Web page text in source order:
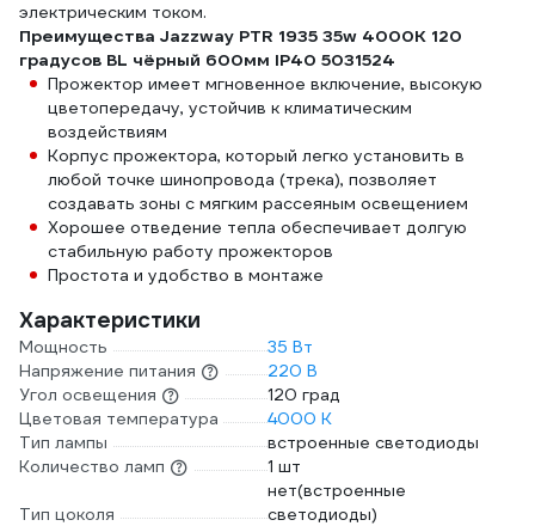
электрическим током.
Преимущества Jazzway PTR 1935 35w 4000K 120
градусов BL чёрный 600мм IP40 5031524
Прожектор имеет мгновенное включение, высокую
цветопередачу, устойчив к климатическим
воздействиям
Корпус прожектора, который легко установить в
любой точке шинопровода (трека), позволяет
создавать зоны с мягким рассеяным освещением
Хорошее отведение тепла обеспечивает долгую
стабильную работу прожекторов
Простота и удобство в монтаже
Характеристики
Мощность
35 Вт
Напряжение питания
220 В
Угол освещения
120 град
Цветовая температура
4000 К
Тип лампы
встроенные светодиоды
Количество ламп
1 шт
Тип цоколя
нет(встроенные
светодиоды)